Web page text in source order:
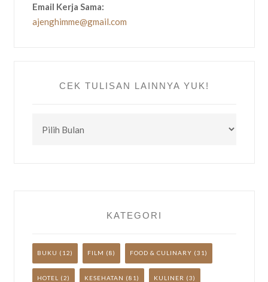
Email Kerja Sama:
ajenghimme@gmail.com
CEK TULISAN LAINNYA YUK!
TULISAN
KATEGORI
BUKU (12) FILM (8) FOOD & CULINARY (31)
HOTEL (2) KESEHATAN (81) KULINER (3)